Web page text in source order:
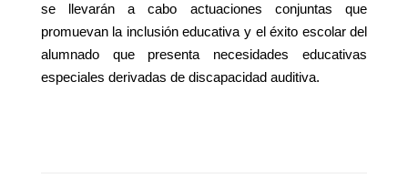
se llevarán a cabo actuaciones conjuntas que
promuevan la inclusión educativa y el éxito escolar del
alumnado que presenta necesidades educativas
especiales derivadas de discapacidad auditiva.